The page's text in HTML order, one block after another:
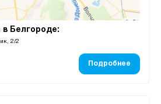
в Белгороде:
2/2
Подробнее